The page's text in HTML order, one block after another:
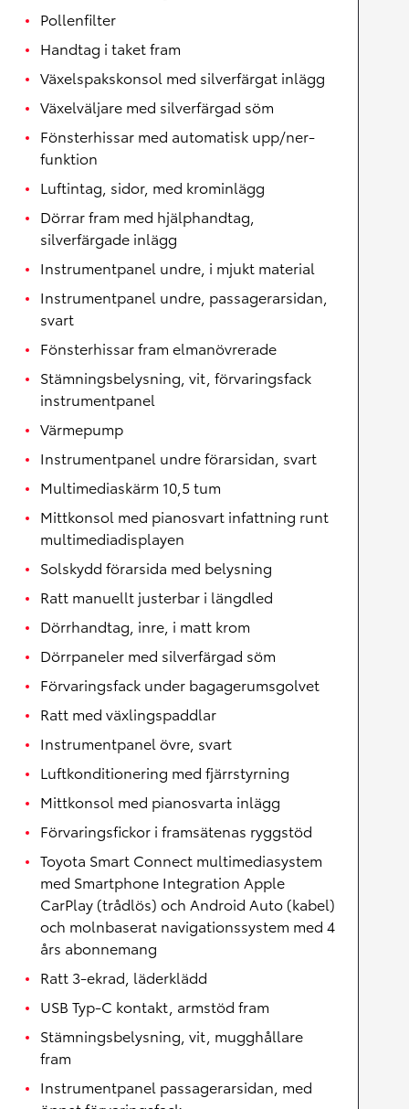
Pollenfilter
Handtag i taket fram
Växelspakskonsol med silverfärgat inlägg
Växelväljare med silverfärgad söm
Fönsterhissar med automatisk upp/ner-
funktion
Luftintag, sidor, med krominlägg
Dörrar fram med hjälphandtag,
silverfärgade inlägg
Instrumentpanel undre, i mjukt material
Instrumentpanel undre, passagerarsidan,
svart
Fönsterhissar fram elmanövrerade
Stämningsbelysning, vit, förvaringsfack
instrumentpanel
Värmepump
Instrumentpanel undre förarsidan, svart
Multimediaskärm 10,5 tum
Mittkonsol med pianosvart infattning runt
multimediadisplayen
Solskydd förarsida med belysning
Ratt manuellt justerbar i längdled
Dörrhandtag, inre, i matt krom
Dörrpaneler med silverfärgad söm
Förvaringsfack under bagagerumsgolvet
Ratt med växlingspaddlar
Instrumentpanel övre, svart
Luftkonditionering med fjärrstyrning
Mittkonsol med pianosvarta inlägg
Förvaringsfickor i framsätenas ryggstöd
Toyota Smart Connect multimediasystem
med Smartphone Integration Apple
CarPlay (trådlös) och Android Auto (kabel)
och molnbaserat navigationssystem med 4
års abonnemang
Ratt 3-ekrad, läderklädd
USB Typ-C kontakt, armstöd fram
Stämningsbelysning, vit, mugghållare
fram
Instrumentpanel passagerarsidan, med